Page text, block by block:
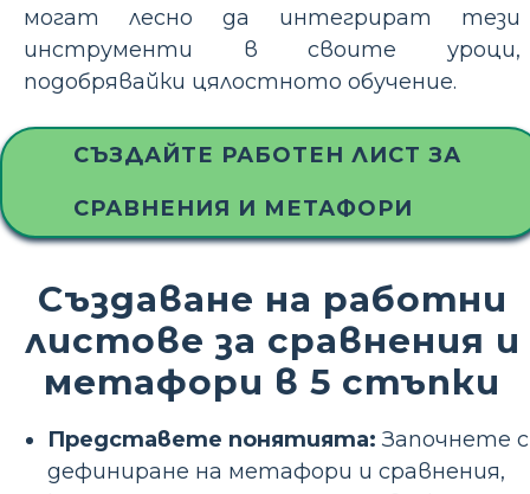
могат лесно да интегрират тези
инструменти в своите уроци,
подобрявайки цялостното обучение.
СЪЗДАЙТЕ РАБОТЕН ЛИСТ ЗА
СРАВНЕНИЯ И МЕТАФОРИ
Създаване на работни
листове за сравнения и
метафори в 5 стъпки
Представете понятията: Започнете с
дефиниране на метафори и сравнения,